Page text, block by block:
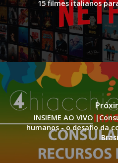
15 filmes italianos
INSIEME AO VIVO
humanos - o desafio da